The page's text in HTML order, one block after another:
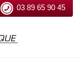
03 89 65 90 45